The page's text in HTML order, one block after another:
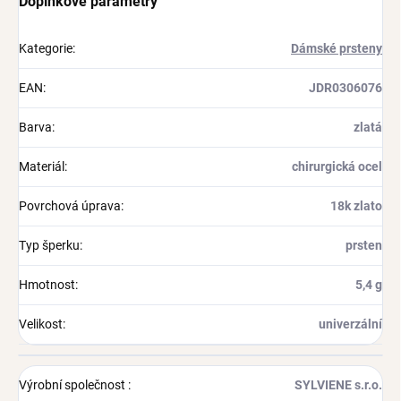
Kategorie: Dámské prsteny
EAN: JDR0306076
Barva: zlatá
Materiál : chirurgická ocel
Povrchová úprava: 18k zlato
Typ šperku: prsten
Hmotnost: 5,4 g
Velikost: univerzální
Výrobní společnost : SYLVIENE s.r.o.